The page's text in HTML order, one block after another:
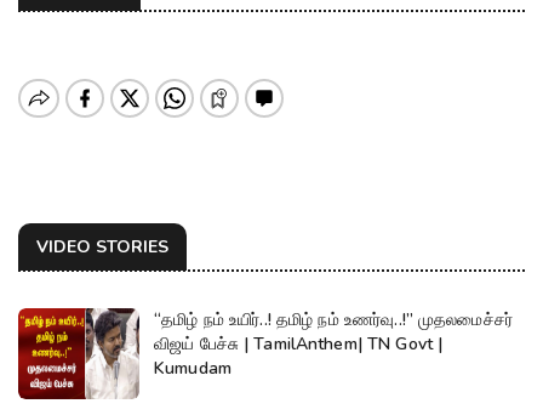
VIDEO STORIES
“தமிழ் நம் உயிர்..! தமிழ் நம் உணர்வு..!” முதலமைச்சர்
விஜய் பேச்சு | TamilAnthem| TN Govt |
Kumudam